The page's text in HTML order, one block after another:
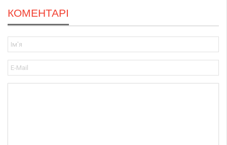
КОМЕНТАРІ